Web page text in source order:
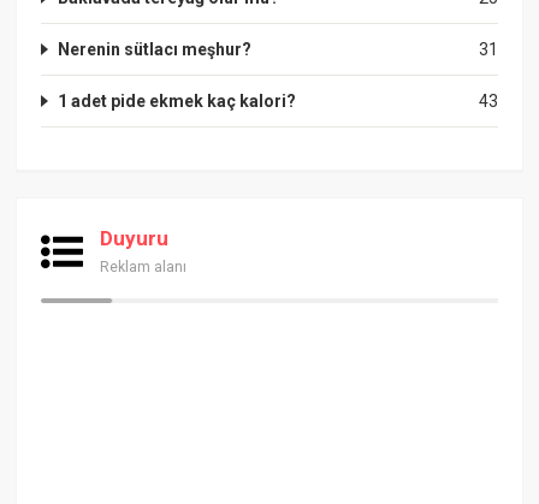
31
Nerenin sütlacı meşhur?
43
1 adet pide ekmek kaç kalori?
Duyuru
Reklam alanı